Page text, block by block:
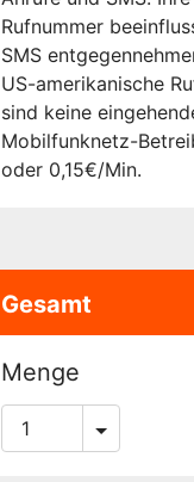
Rufnummer
SMS
US-amerikanische
sind keine
Mobilfunknetz-
oder 0,15€/Min.
Gesamt
Menge